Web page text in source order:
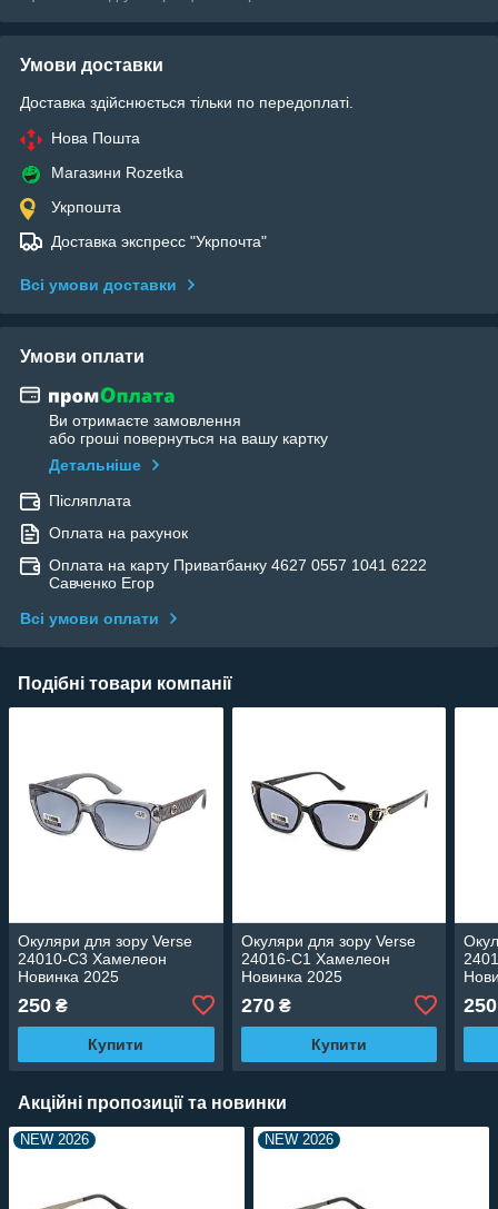
Умови доставки
Доставка здійснюється тільки по передоплаті.
Нова Пошта
Магазини Rozetka
Укрпошта
Доставка экспресс "Укрпочта"
Всі умови доставки
Умови оплати
Ви отримаєте замовлення
або гроші повернуться на вашу картку
Детальніше
Післяплата
Оплата на рахунок
Оплата на карту Приватбанку 4627 0557 1041 6222
Савченко Егор
Всі умови оплати
Подібні товари компанії
Окуляри для зору Verse
24010-C3 Хамелеон
Новинка 2025
250 ₴
Купити
Окуляри для зору Verse
24016-C1 Хамелеон
Новинка 2025
270₴
Купити
250
Акційні пропозиції та новинки
NEW 2026 NEW 2026